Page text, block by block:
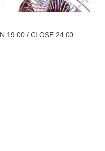
19:00 / CLOSE 24:00